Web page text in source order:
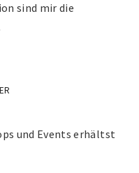
sind mir die
und Events erhältst